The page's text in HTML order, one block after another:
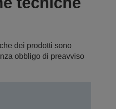
dei prodotti sono
obbligo di preavviso